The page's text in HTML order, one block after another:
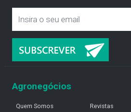
Agronegócios
Quem Somos
Revistas